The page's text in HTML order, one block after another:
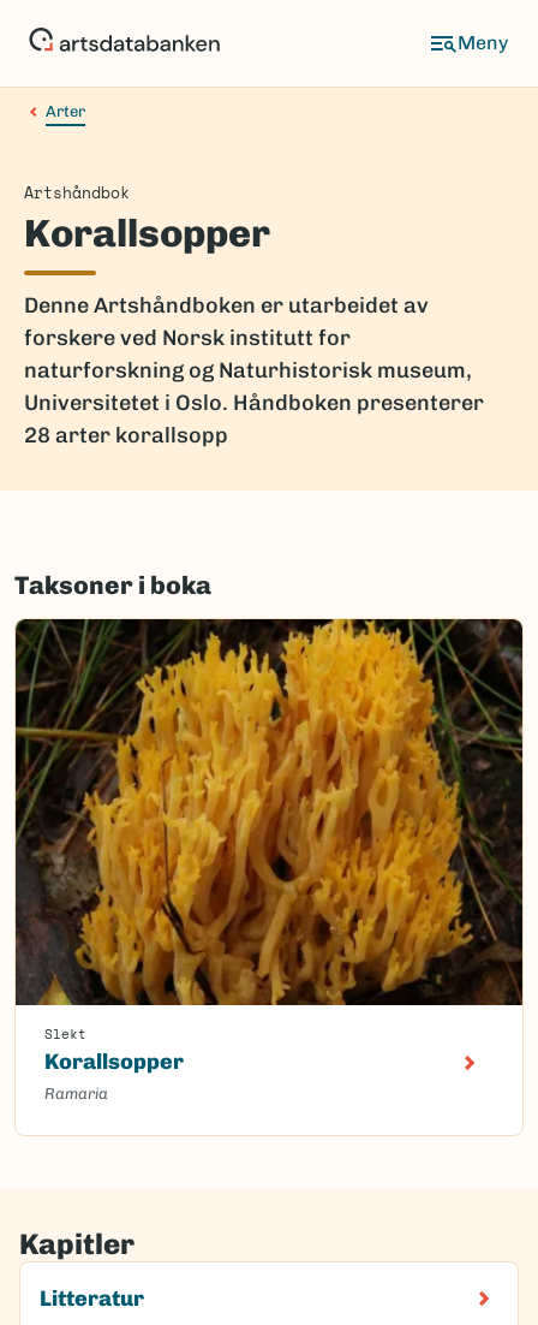
Arter
Artshåndbok
Korallsopper
Denne Artshåndboken er utarbeidet av
forskere ved Norsk institutt for
naturforskning og Naturhistorisk museum,
Universitetet i Oslo. Håndboken presenterer
28 arter korallsopp
Taksoner i boka
Slekt
Korallsopper
Ramaria
Kapitler
Litteratur